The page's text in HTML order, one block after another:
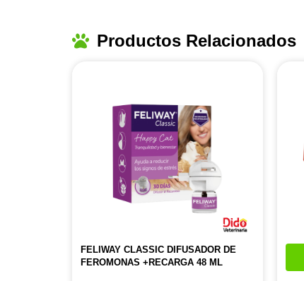
Productos Relacionados
FELIWAY CLASSIC DIFUSADOR DE
FEROMONAS +RECARGA 48 ML